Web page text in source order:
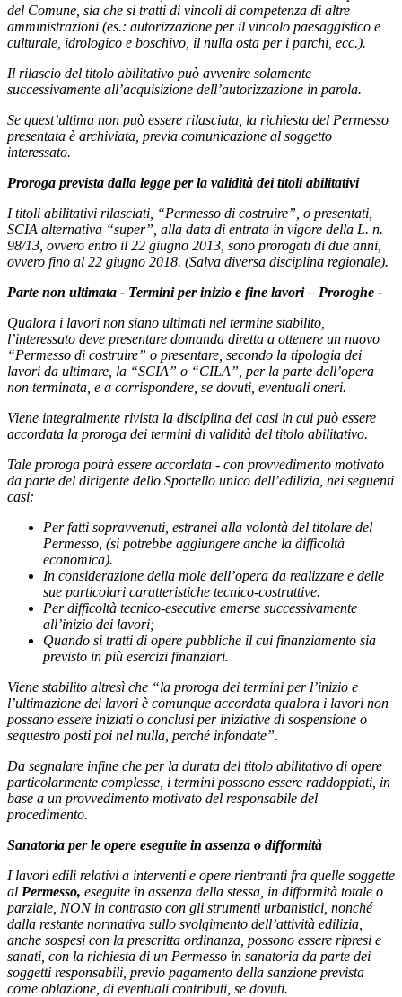
del Comune, sia che si tratti di vincoli di competenza di altre
amministrazioni (es.: autorizzazione per il vincolo paesaggistico e
culturale, idrologico e boschivo, il nulla osta per i parchi, ecc.).
Il rilascio del titolo abilitativo può avvenire solamente
successivamente all’acquisizione dell’autorizzazione in parola.
Se quest’ultima non può essere rilasciata, la richiesta del Permesso
presentata è archiviata, previa comunicazione al soggetto
interessato.
Proroga prevista dalla legge per la validità dei titoli abilitativi
I titoli abilitativi rilasciati, “Permesso di costruire”, o presentati,
SCIA alternativa “super”, alla data di entrata in vigore della L. n.
98/13, ovvero entro il 22 giugno 2013, sono prorogati di due anni
ovvero fino al 22 giugno 2018. (Salva diversa disciplina regionale).
Parte non ultimata - Termini per inizio e fine lavori – Proroghe -
Qualora i lavori non siano ultimati nel termine stabilito,
l’interessato deve presentare domanda diretta a ottenere un nuovo
“Permesso di costruire” o presentare, secondo la tipologia dei
lavori da ultimare, la “SCIA” o “CILA”, per la parte dell’opera
non terminata, e a corrispondere, se dovuti, eventuali oneri.
Viene integralmente rivista la disciplina dei casi in cui può essere
accordata la proroga dei termini di validità del titolo abilitativo.
Tale proroga potrà essere accordata - con provvedimento motivato
da parte del dirigente dello Sportello unico dell’edilizia, nei seguenti
casi:
Per fatti sopravvenuti, estranei alla volontà del titolare del
Permesso, (si potrebbe aggiungere anche la difficoltà
economica).
In considerazione della mole dell’opera da realizzare e delle
sue particolari caratteristiche tecnico-costruttive.
Per difficoltà tecnico-esecutive emerse successivamente
all’inizio dei lavori;
Quando si tratti di opere pubbliche il cui finanziamento sia
previsto in più esercizi finanziari.
Viene stabilito altresì che “la proroga dei termini per l’inizio e
l’ultimazione dei lavori è comunque accordata qualora i lavori non
possano essere iniziati o conclusi per iniziative di sospensione o
sequestro posti poi nel nulla, perché infondate”.
Da segnalare infine che per la durata del titolo abilitativo di opere
particolarmente complesse, i termini possono essere raddoppiati, in
base a un provvedimento motivato del responsabile del
procedimento.
Sanatoria per le opere eseguite in assenza o difformità
I lavori edili relativi a interventi e opere rientranti fra quelle soggette
al Permesso, eseguite in assenza della stessa, in difformità totale o
parziale, NON in contrasto con gli strumenti urbanistici, nonché
dalla restante normativa sullo svolgimento dell’attività edilizia,
anche sospesi con la prescritta ordinanza, possono essere ripresi e
sanati, con la richiesta di un Permesso in sanatoria da parte dei
soggetti responsabili, previo pagamento della sanzione prevista
come oblazione, di eventuali contributi, se dovuti.